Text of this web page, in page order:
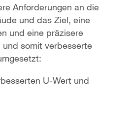
Anforderungen an die
und das Ziel, eine
und eine präzisere
und somit verbesserte
U-Wert und